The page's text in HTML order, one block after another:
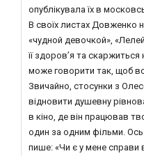
опублікувала їх в
В своїх листах Довженко
«чудной девочкой»,
її здоров’я та скаржиться
може говорити так, щоб
Звичайно, стосунки з
відновити душевну
в кіно, де він працював
один за одним фільми. Ось
пише: «Чи є у мене